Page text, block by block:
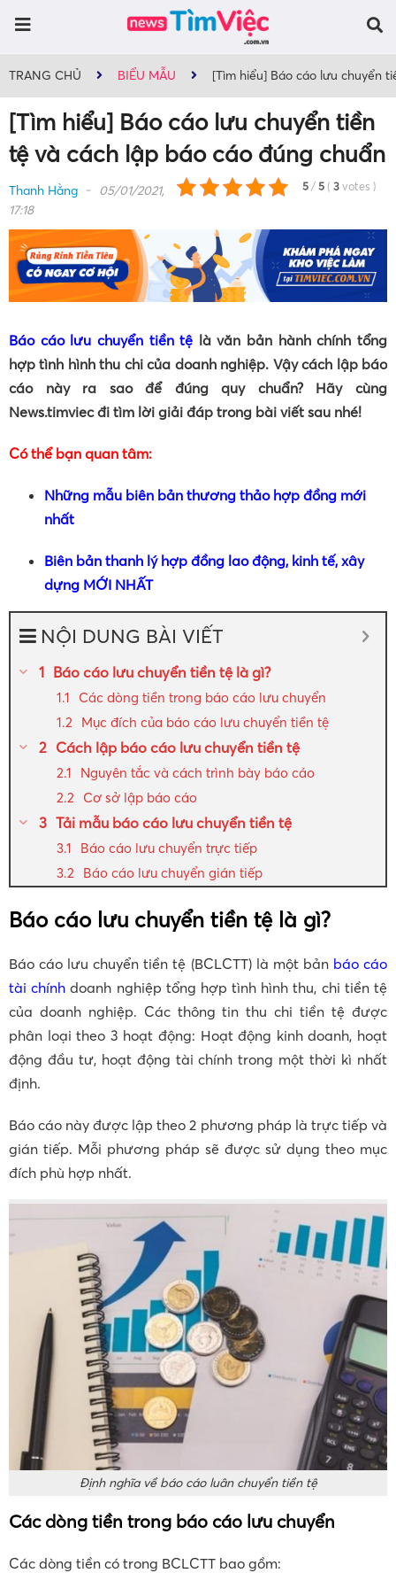
TRANG CHỦ BIỂU MẪU [Tìm hiểu] Báo cáo lưu chuyển
[Tìm hiểu] Báo cáo lưu chuyển tiền
tệ và cách lập báo cáo đúng chuẩn
5 / 5 ( 3 votes )
Thanh Hằng
05/01/2021,
17:18
Báo cáo lưu chuyển tiền tệ là văn bản hành chính tổng
hợp tình hình thu chi của doanh nghiệp. Vậy cách lập báo
cáo này ra sao để đúng quy chuẩn? Hãy cùng
News.timviec đi tìm lời giải đáp trong bài viết sau nhé!
Có thể bạn quan tâm:
Những mẫu biên bản thương thảo hợp đồng mới
nhất
Biên bản thanh lý hợp đồng lao động, kinh tế, xây
dựng MỚI NHẤT
NỘI DUNG BÀI VIẾT
Báo cáo lưu chuyển tiền tệ là gì?
Các dòng tiền trong báo cáo lưu chuyển
Mục đích của báo cáo lưu chuyển tiền tệ
Cách lập báo cáo lưu chuyển tiền tệ
Nguyên tắc và cách trình bày báo cáo
Cơ sở lập báo cáo
Tải mẫu báo cáo lưu chuyển tiền tệ
Báo cáo lưu chuyển trực tiếp
Báo cáo lưu chuyển gián tiếp
Báo cáo lưu chuyển tiền tệ là gì?
Báo cáo lưu chuyển tiền tệ (BCLCTT) là một bản báo cáo
tài chính doanh nghiệp tổng hợp tình hình thu, chi tiền tệ
của doanh nghiệp. Các thông tin thu chi tiền tệ được
phân loại theo 3 hoạt động: Hoạt động kinh doanh, hoạt
động đầu tư, hoạt động tài chính trong một thời kì nhất
định.
Báo cáo này được lập theo 2 phương pháp là trực tiếp và
gián tiếp. Mỗi phương pháp sẽ được sử dụng theo mục
đích phù hợp nhất.
Định nghĩa về báo cáo luân chuyển tiền tệ
Các dòng tiền trong báo cáo lưu chuyển
Các dòng tiền có trong BCLCTT bao gồm: